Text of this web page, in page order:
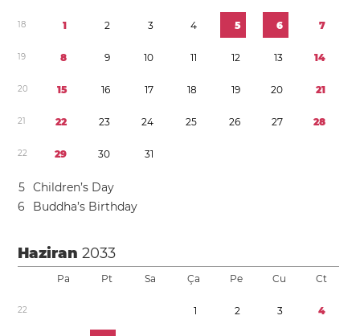
18 1 2 3 4 5 6 7
19 8 9 10 11 12 13 14
20 15 16 17 18 19 20 21
21 22 23 24 25 26 27 28
22 29 30 31
5 Children’s Day
6
Buddha’s Birthday
Haziran2033
Pa Pt Sa Ça Pe Cu Ct
22 1 2 3 4